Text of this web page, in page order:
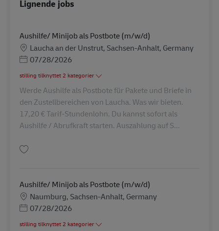
Lignende jobs
Aushilfe/ Minijob als Postbote (m/w/d)
Lokation
Laucha an der Unstrut, Sachsen-Anhalt, Germany
Posted Date
07/28/2026
stilling tilknyttet 2 kategorier
Werde Aushilfe als Postbote für Pakete und Briefe in
den Zustellbereichen von Laucha. Was wir bieten.
17,20 € Tarif-Stundenlohn. Du kannst sofort als
Aushilfe / Abrufkraft starten. Auszahlung auf S...
Aushilfe/ Minijob als Postbote (m/w/d)
Lokation
Naumburg, Sachsen-Anhalt, Germany
Posted Date
07/28/2026
stilling tilknyttet 2 kategorier